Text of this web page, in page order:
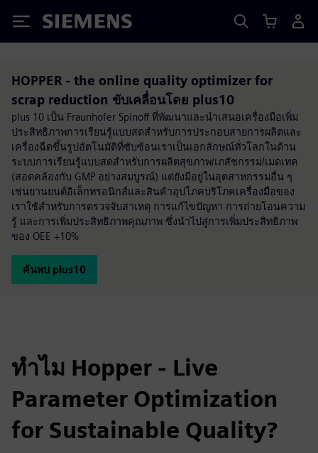
Siemens
HOPPER - the online quality optimizer for
scrap reduction ขับเคลื่อนโดย plus10
plus 10 เป็น Fraunhofer Spinoff ที่พัฒนาและนำเสนอเครื่องมือเพิ่ม
ประสิทธิภาพการเรียนรู้แบบสดสำหรับการประกอบสายการผลิตและ
เครื่องฉีดขึ้นรูปอัตโนมัติที่ซับซ้อนเราเป็นเอกลักษณ์ทั่วโลกในด้าน
ระบบการเรียนรู้แบบสดสำหรับการผลิตสุขภาพ/เภสัชกรรม/เมดเทค
(สอดคล้องกับ GMP อย่างสมบูรณ์) แต่ยังมีอยู่ในอุตสาหกรรมอื่น ๆ
เช่นยานยนต์อิเล็กทรอนิกส์และสินค้าอุปโภคบริโภคเครื่องมือของ
เราใช้สำหรับการตรวจจับสาเหตุ การแก้ไขปัญหา การถ่ายโอนความ
รู้ และการเพิ่มประสิทธิภาพคุณภาพ ซึ่งนำไปสู่การเพิ่มประสิทธิภาพ
ของ OEE +10%
ค้นพบ plus10
ทำไม Hopper - Live
Parameter Optimization
for Sustainable Quality?